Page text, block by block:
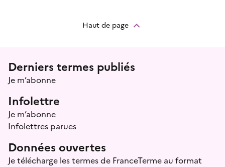
Haut de page
Menu prefooter
Derniers termes publiés
Je m’abonne
Infolettre
Je m’abonne
Infolettres parues
Données ouvertes
Je télécharge les termes de FranceTerme au format